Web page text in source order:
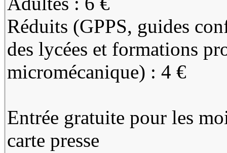
Réduits (GPPS, guides
des lycées et formations
micromécanique) : 4 €
Entrée gratuite pour les
carte presse